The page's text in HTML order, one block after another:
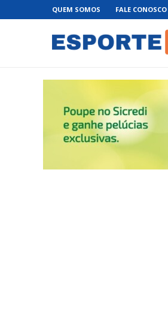
QUEM SOMOS FALE CONOSCO